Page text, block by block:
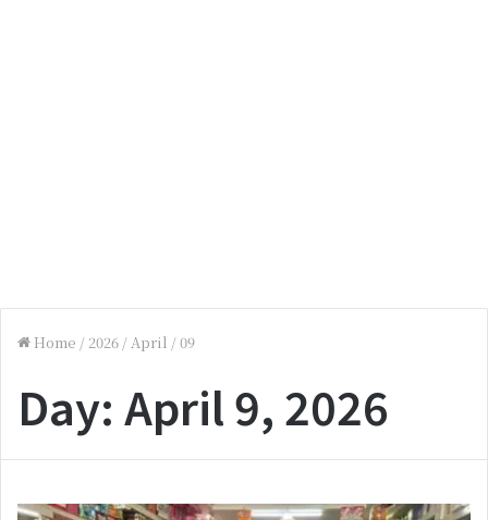
Home /2026 /April /09
Day: April 9, 2026